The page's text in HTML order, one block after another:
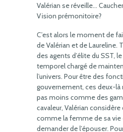
Valérian se réveille…
Vision prémonitoire?
C’est alors le moment de
de Valérian et de Laureline.
des agents d’élite du SST,
temporel chargé de
l’univers. Pour être des
gouvernement, ces deux-
pas moins comme des
cavaleur, Valérian
comme la femme de sa vie
demander de l’épouser.